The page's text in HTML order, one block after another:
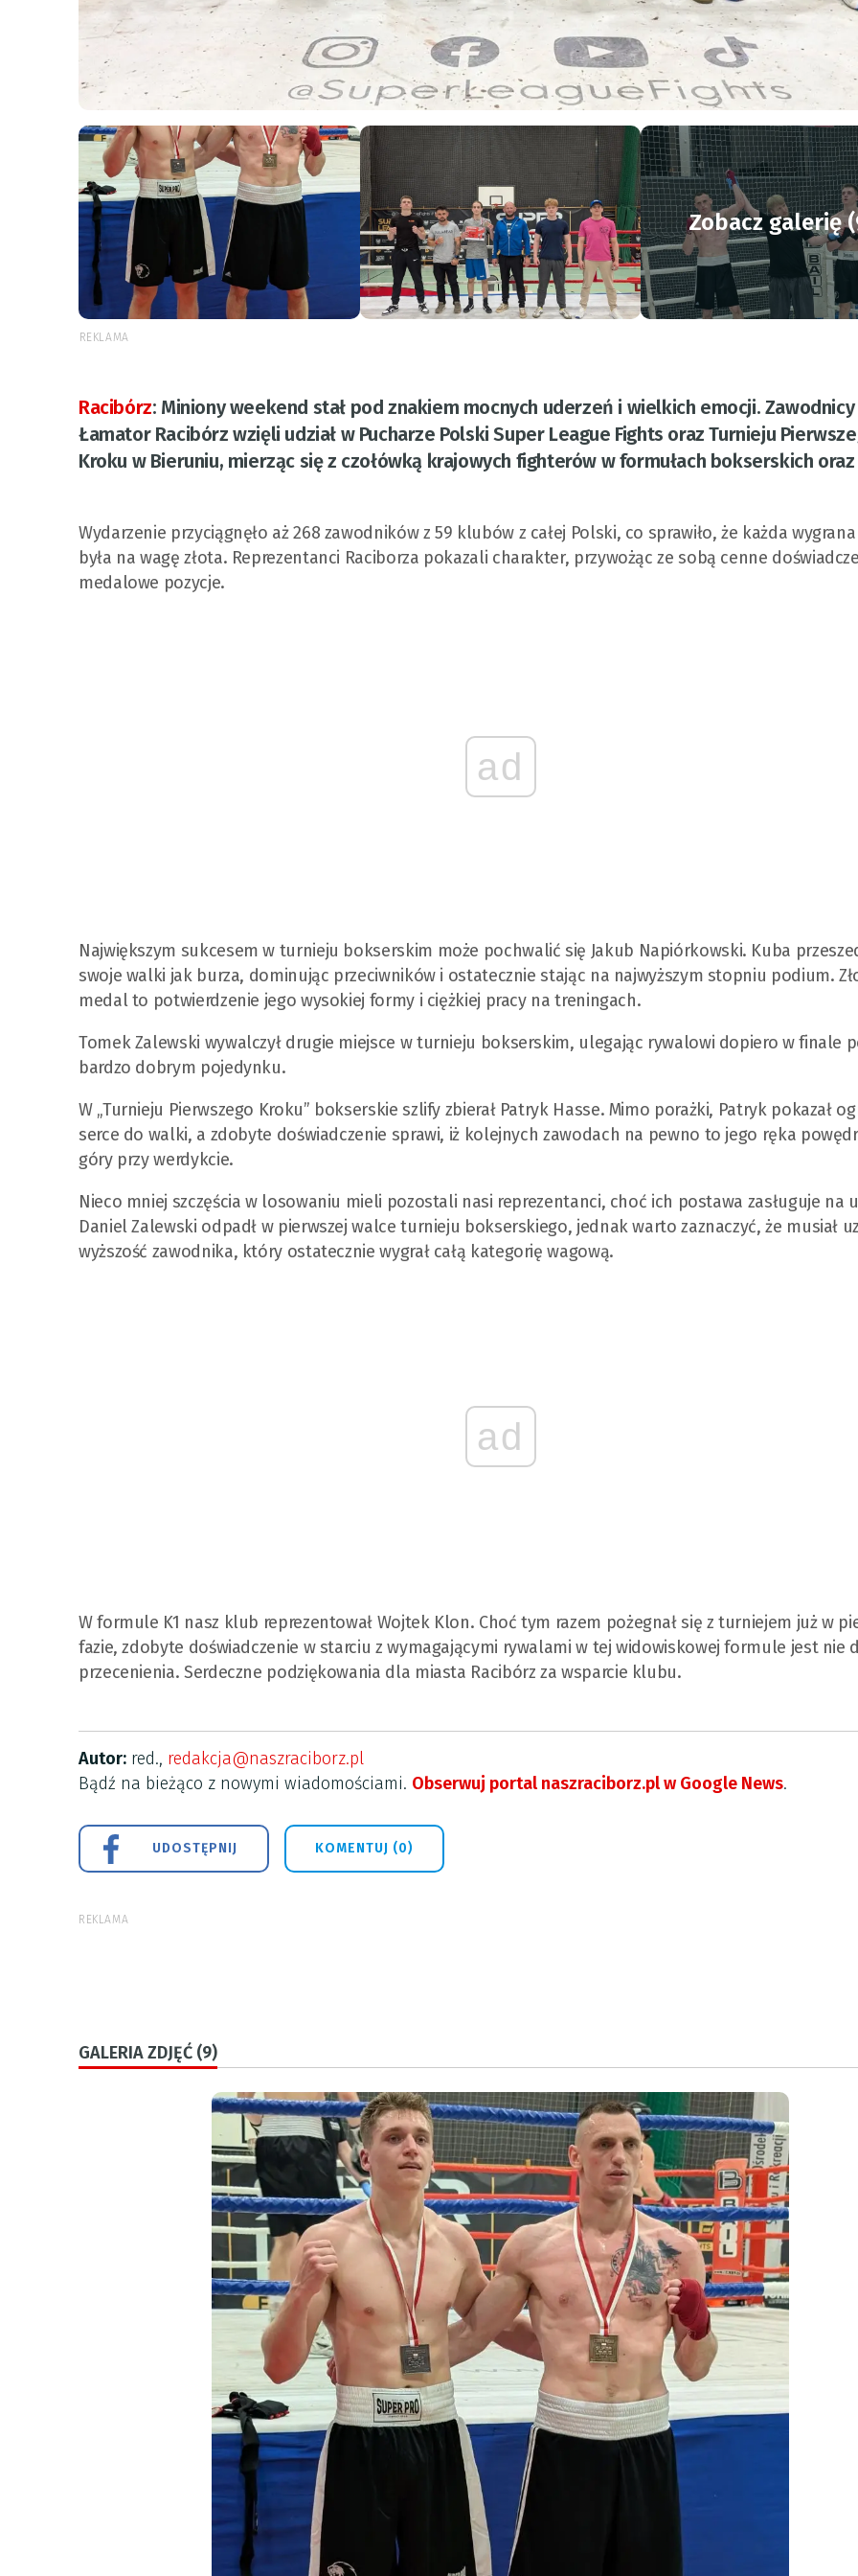
Zobacz galerię
REKLAMA
Racibórz: Miniony weekend stał pod znakiem mocnych uderzeń i wielkich emocji.
Łamator Racibórz wzięli udział w Pucharze Polski Super League Fights oraz Turnieju
Kroku w Bieruniu, mierząc się z czołówką krajowych fighterów w formułach bokserskich oraz
Wydarzenie przyciągnęło aż 268 zawodników z 59 klubów z całej Polski, co sprawiło, że każda
była na wagę złota. Reprezentanci Raciborza pokazali charakter, przywożąc ze sobą cenne
medalowe pozycje.
ad
Największym sukcesem w turnieju bokserskim może pochwalić się Jakub Napiórkowski. Kuba
swoje walki jak burza, dominując przeciwników i ostatecznie stając na najwyższym stopniu podium.
medal to potwierdzenie jego wysokiej formy i ciężkiej pracy na treningach.
Tomek Zalewski wywalczył drugie miejsce w turnieju bokserskim, ulegając rywalowi dopiero w finale
bardzo dobrym pojedynku.
W „Turnieju Pierwszego Kroku” bokserskie szlify zbierał Patryk Hasse. Mimo porażki, Patryk pokazał
serce do walki, a zdobyte doświadczenie sprawi, iż kolejnych zawodach na pewno to jego ręka
góry przy werdykcie.
Nieco mniej szczęścia w losowaniu mieli pozostali nasi reprezentanci, choć ich postawa zasługuje na
Daniel Zalewski odpadł w pierwszej walce turnieju bokserskiego, jednak warto zaznaczyć, że musiał
wyższość zawodnika, który ostatecznie wygrał całą kategorię wagową.
ad
W formule K1 nasz klub reprezentował Wojtek Klon. Choć tym razem pożegnał się z turniejem już w
fazie, zdobyte doświadczenie w starciu z wymagającymi rywalami w tej widowiskowej formule jest nie
przecenienia. Serdeczne podziękowania dla miasta Racibórz za wsparcie klubu.
Autor: red., redakcja@naszraciborz.pl
Bądź na bieżąco z nowymi wiadomościami. Obserwuj portal naszraciborz.pl w Google News.
UDOSTĘPNIJ KOMENTUJ (0)
REKLAMA
GALERIA ZDJĘĆ (9)